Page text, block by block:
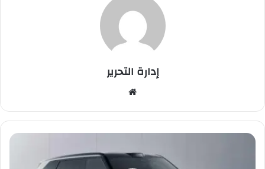
إدارة التحرير
الوي
ب
أ